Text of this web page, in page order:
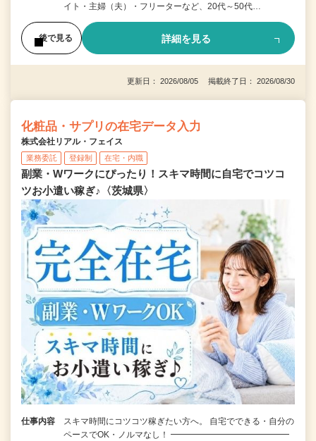
イト・主婦（夫）・フリーターなど、20代～50代…
後で見る 詳細を見る
更新日： 2026/08/05 掲載終了日： 2026/08/30
化粧品・サプリの在宅データ入力
株式会社リアル・フェイス
業務委託 登録制 在宅・内職
副業・Wワークにぴったり！スキマ時間に自宅でコツコ
ツお小遣い稼ぎ♪〈茨城県〉
仕事内容
スキマ時間にコツコツ稼ぎたい方へ。 自宅でできる・自分の
ペースでOK・ノルマなし！ ━━━━━━━━━━━━━━